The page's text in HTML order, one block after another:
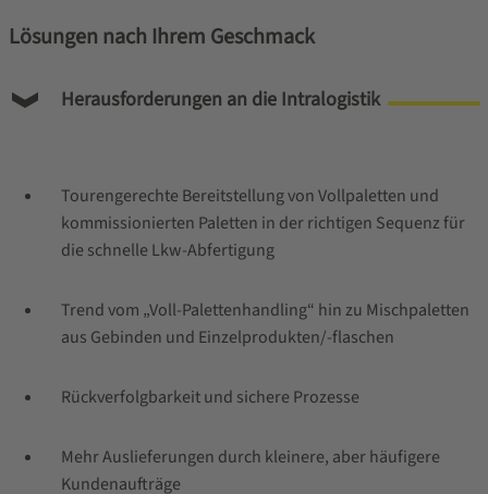
Lösungen nach Ihrem Geschmack
Herausforderungen an die Intralogistik
Tourengerechte Bereitstellung von Vollpaletten und
kommissionierten Paletten in der richtigen Sequenz für
die schnelle Lkw-Abfertigung
Trend vom „Voll-Palettenhandling“ hin zu Mischpaletten
aus Gebinden und Einzelprodukten/-flaschen
Rückverfolgbarkeit und sichere Prozesse
Mehr Auslieferungen durch kleinere, aber häufigere
Kundenaufträge